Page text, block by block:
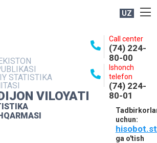
UZ
STATISTIKA
VILOYATI
Call center
(74) 224-
80-00
Ishonch
telefon
(74) 224-
80-01
uchun:
ga o'tish
NASHRLAR
INTERAKTIV XIZMATLAR
MATBUOT XIZMATI
MUROJAATLAR